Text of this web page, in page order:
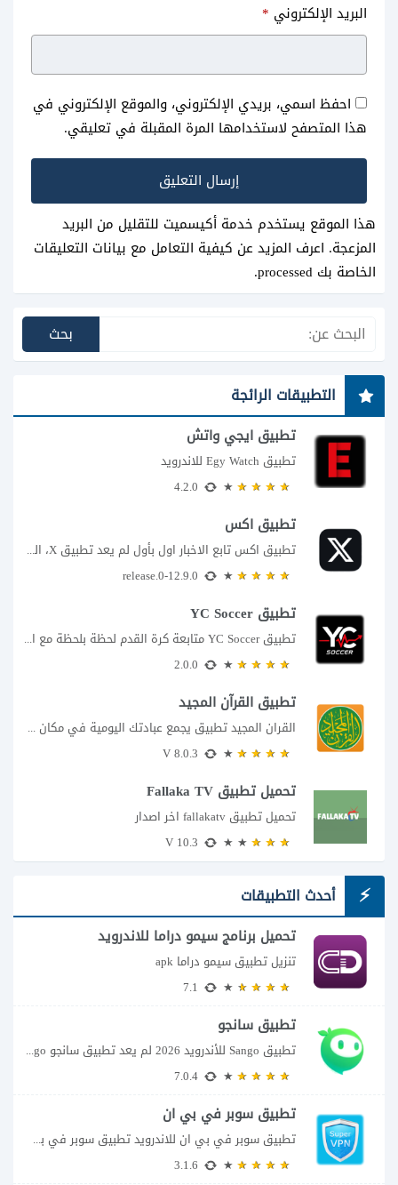
land 2023
البريد الإلكتروني *
احفظ اسمي، بريدي الإلكتروني، والموقع الإلكتروني في
هذا المتصفح لاستخدامها المرة المقبلة في تعليقي.
هذا الموقع يستخدم خدمة أكيسميت للتقليل من البريد
المزعجة. اعرف المزيد عن كيفية التعامل مع بيانات التعليقات
الخاصة بك processed
.
التطبيقات الرائجة
تطبيق ايجي واتش
تطبيق Egy Watch للاندرويد
تطبيق اكس
تطبيق اكس تابع الاخبار اول بأول لم يعد تطبيق X، المعروف سابقا باسم تويتر،...
تطبيق YC Soccer
تطبيق YC Soccer متابعة كرة القدم لحظة بلحظة مع اقتراب مباراة مصر والأرجنتين في...
تطبيق القرآن المجيد
القران المجيد تطبيق يجمع عبادتك اليومية في مكان واحد إذا كنت تبحث عن تطبيق...
تحميل تطبيق Fallaka TV
تحميل تطبيق fallakatv اخر اصدار
أحدث التطبيقات
تحميل برنامج سيمو دراما للاندرويد
تنزيل تطبيق سيمو دراما apk
تطبيق سانجو
تطبيق Sango للأندرويد 2026 لم يعد تطبيق سانجو Sango مجرد مساحة لإرسال الرسائل أو...
تطبيق سوبر في بي ان
تطبيق سوبر في بي ان للاندرويد تطبيق سوبر في بي ان من تطبيقات الشبكات...